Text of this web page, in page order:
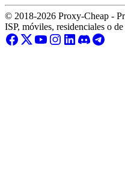
© 2018-2026 Proxy-Cheap -
ISP, móviles, residenciales o